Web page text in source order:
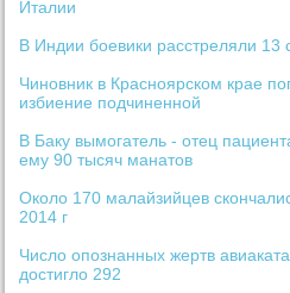
Италии
В Индии боевики расстреляли 13
Чиновник в Красноярском крае
избиение подчиненной
В Баку вымогатель - отец
ему 90 тысяч манатов
Около 170 малайзийцев
2014 г
Число опознанных жертв
достигло 292